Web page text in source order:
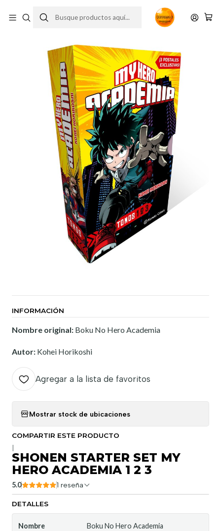
INFORMACIÓN
Nombre original: Boku No Hero Academia
Autor: Kohei Horikoshi
Agregar a la lista de favoritos
Mostrar stock de ubicaciones
COMPARTIR ESTE PRODUCTO
SHONEN STARTER SET MY
HERO ACADEMIA 1 2 3
5.0 1 reseña
DETALLES
Nombre
Boku No Hero Academia